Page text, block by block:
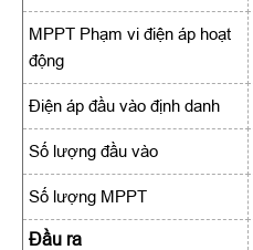
MPPT Phạm vi điện áp hoạt
động
Điện áp đầu vào định danh
Số lượng đầu vào
Số lượng MPPT
Đầu ra